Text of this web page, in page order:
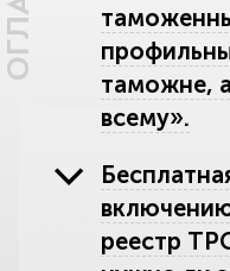
таможне,
всему».
реестр